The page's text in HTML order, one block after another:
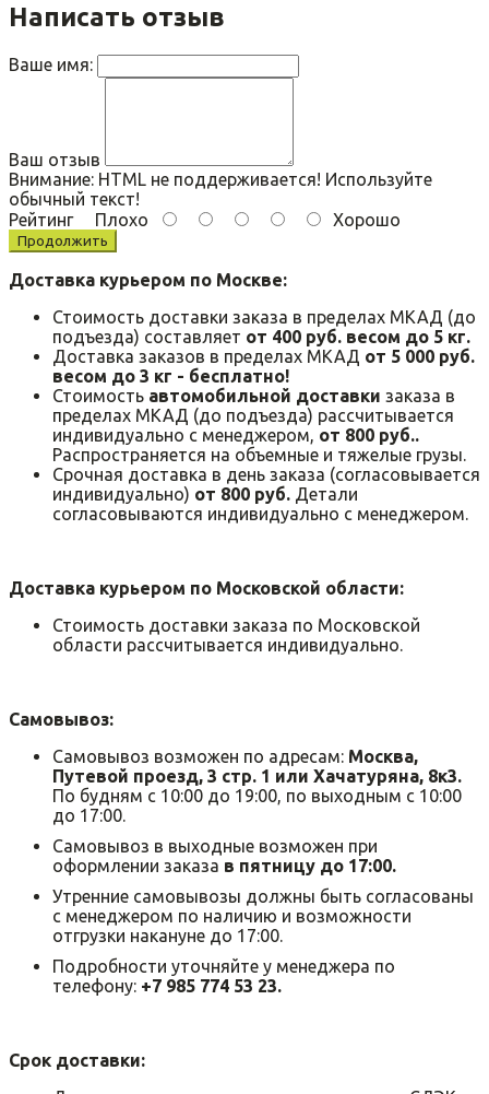
Написать отзыв
Ваше имя:
Ваш отзыв
Внимание: HTML не поддерживается! Используйте
обычный текст!
РейтингПлохо Хорошо
Продолжить
Доставка курьером по Москве:
Стоимость доставки заказа в пределах МКАД (до
подъезда) составляет от 400 руб. весом до 5 кг.
Доставка заказов в пределах МКАД от 5 000 руб.
весом до 3 кг - бесплатно!
Стоимость автомобильной доставки заказа в
пределах МКАД (до подъезда) рассчитывается
индивидуально с менеджером, от 800 руб..
Распространяется на объемные и тяжелые грузы.
Срочная доставка в день заказа (согласовывается
индивидуально) от 800 руб. Детали
согласовываются индивидуально с менеджером.
Доставка курьером по Московской области:
Стоимость доставки заказа по Московской
области рассчитывается индивидуально.
Самовывоз:
Самовывоз возможен по адресам: Москва,
Путевой проезд, 3 стр. 1 или Хачатуряна, 8к3.
По будням с 10:00 до 19:00, по выходным с 10:00
до 17:00.
Самовывоз в выходные возможен при
оформлении заказа в пятницу до 17:00.
Утренние самовывозы должны быть согласованы
с менеджером по наличию и возможности
отгрузки накануне до 17:00.
Подробности уточняйте у менеджера по
телефону: +7 985 774 53 23.
Срок доставки: